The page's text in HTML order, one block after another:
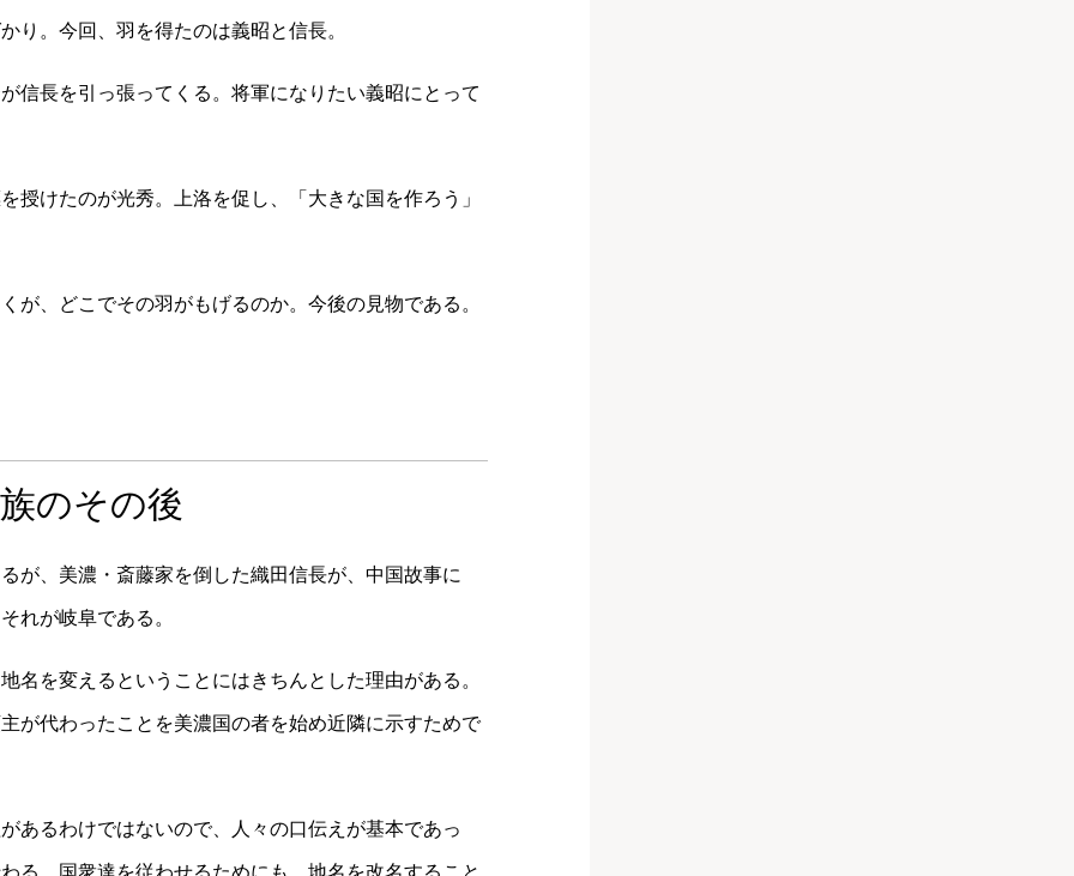
り。今回、羽を得たのは義昭と信長。
信長を引っ張ってくる。将軍になりたい義昭にとって
授けたのが光秀。上洛を促し、「大きな国を作ろう」
が、どこでその羽がもげるのか。今後の見物である。
のその後
が、美濃・斎藤家を倒した織田信長が、中国故事に
れが岐阜である。
名を変えるということにはきちんとした理由がある。
が代わったことを美濃国の者を始め近隣に示すためで
あるわけではないので、人々の口伝えが基本であっ